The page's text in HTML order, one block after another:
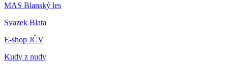
MAS Blanský les
Svazek Blata
E-shop JČV
Kudy z nudy